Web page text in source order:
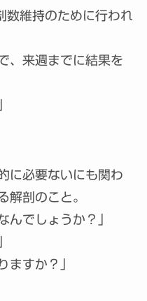
維持のために行われ
、来週までに結果を
に必要ないにも関わ
解剖のこと。
んでしょうか？」
ますか？」